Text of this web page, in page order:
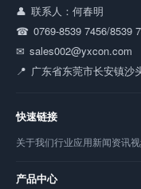
联系人：何春明
0769-8539 7456/8539
sales002@yxcon.com
广东省东莞市长安镇沙
快速链接
关于我们行业应用新闻资讯
产品中心